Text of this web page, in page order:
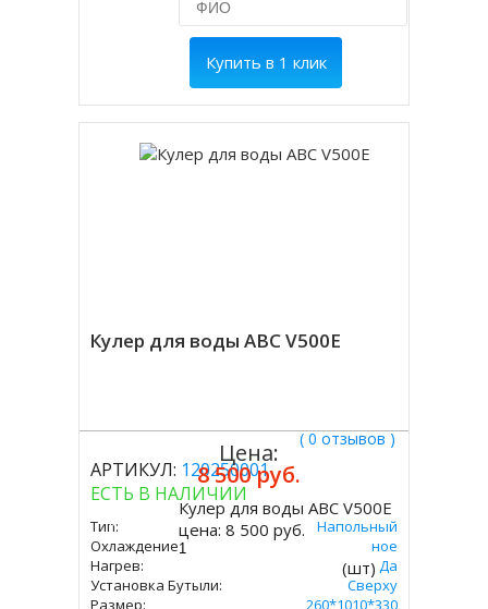
Купить в 1 клик
Кулер для воды ABC V500E
( 0 отзывов )
АРТИКУЛ: 120250001
ЕСТЬ В НАЛИЧИИ
Тип:
Напольный
Охлаждение:
Электронное
Нагрев:
Да
Установка Бутыли:
Сверху
Размер:
260*1010*330
Цена:
8 500 руб.
Купить
Кулер для воды ABC V500E
цена:8 500 руб.
(шт)